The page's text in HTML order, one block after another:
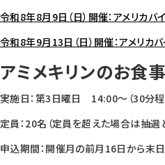
令和8年8月9日（日）開催：アメリカバ
令和8年9月13日（日）開催：アメリカ
アミメキリンのお食
実施日：第3日曜日 14:00～（30分
定員：20名（定員を超えた場合は抽選と
申込期間：開催月の前月16日から末